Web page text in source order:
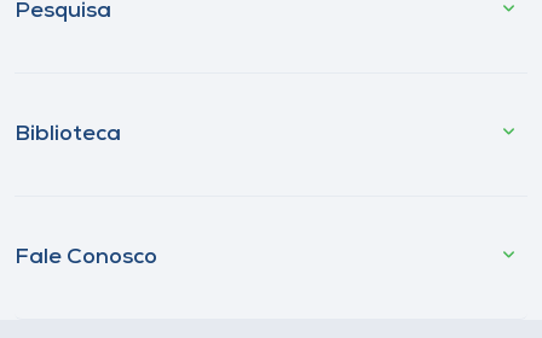
Pesquisa
Biblioteca
Fale Conosco